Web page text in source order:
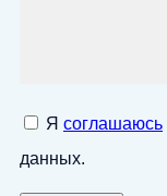
Я соглашаюсь
данных.